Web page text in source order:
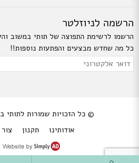
הרשמה לניוזלטר
הרשמו לרשימת התפוצה של תותי במשוב
כל מה שחדש מבצעים והפתעות נוספות!!
Please leave this field empty.
דואר
© כל הזכויות שמורות לתותי
אודותינו
תקנון